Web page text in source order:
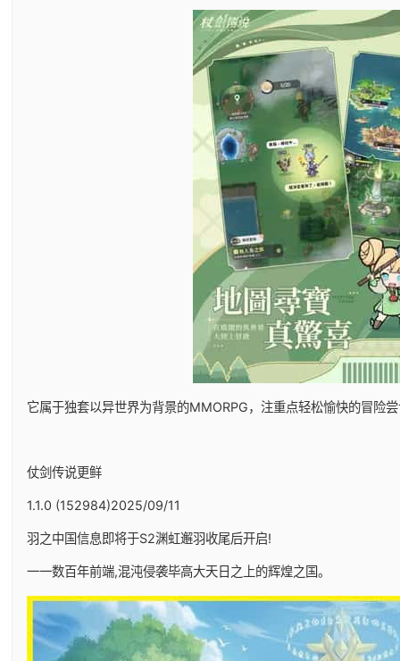
它属于独套以异世界为背景的MMORPG，注重点轻松愉快的冒险
仗剑传说更鲜
1.1.0 (152984)2025/09/11
羽之中国信息即将于S2渊虹邂羽收尾后开启!
一一数百年前端,混沌侵袭毕高大天日之上的辉煌之国。